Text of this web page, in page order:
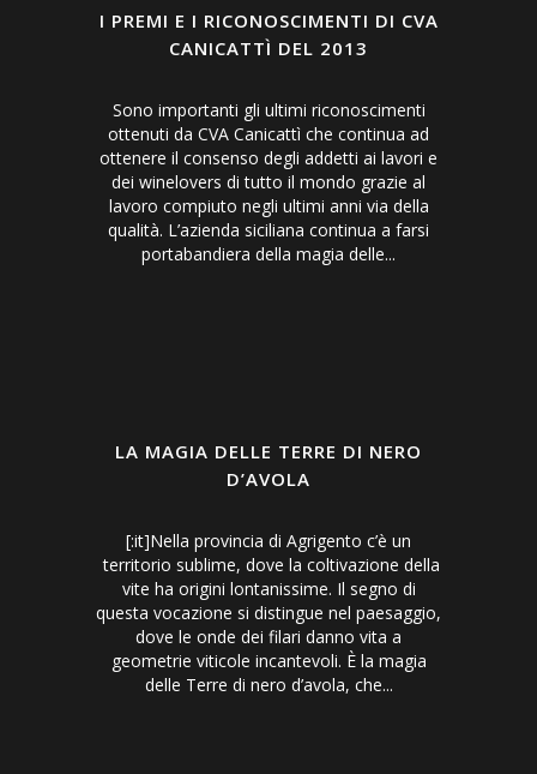
I PREMI E I RICONOSCIMENTI DI CVA
CANICATTÌ DEL 2013
Sono importanti gli ultimi riconoscimenti
ottenuti da CVA Canicattì che continua ad
ottenere il consenso degli addetti ai lavori e
dei winelovers di tutto il mondo grazie al
lavoro compiuto negli ultimi anni via della
qualità. L’azienda siciliana continua a farsi
portabandiera della magia delle...
LA MAGIA DELLE TERRE DI NERO
D’AVOLA
[:it]Nella provincia di Agrigento c’è un
territorio sublime, dove la coltivazione della
vite ha origini lontanissime. Il segno di
questa vocazione si distingue nel paesaggio,
dove le onde dei filari danno vita a
geometrie viticole incantevoli. È la magia
delle Terre di nero d’avola, che...